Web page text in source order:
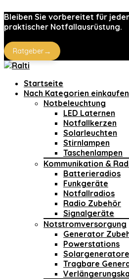
Bleiben Sie vorbereitet für
praktischer Notfallausrüstung.
Ratgeber→
Startseite
Nach Kategorien einkaufen
Notbeleuchtung
LED Laternen
Notfallkerzen
Solarleuchten
Stirnlampen
Taschenlampen
Kommunikation &
Batterieradios
Funkgeräte
Notfallradios
Radio Zubehör
Signalgeräte
Notstromversorgung
Generator
Powerstations
Tragbare